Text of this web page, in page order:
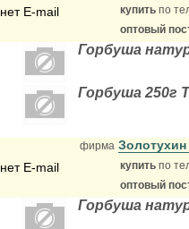
нет E-mail купить по
оптовый
Горбуша
Горбуша 250г
нет E-mail
фирма
купить по
оптовый
Горбуша